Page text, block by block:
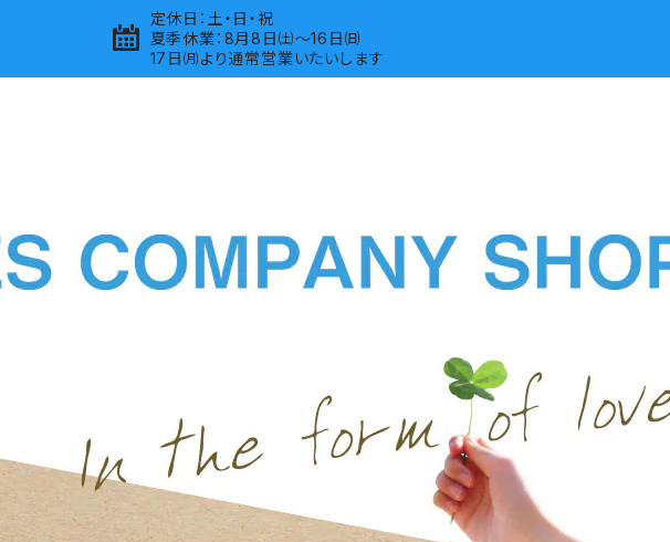
定休日：土・日・祝
夏季休業：8月8日㈯～16日㈰
17日㈪より通常営業いたいします